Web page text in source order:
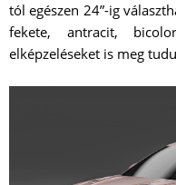
tól egészen 24”-ig
fekete, antracit,
elképzeléseket is meg